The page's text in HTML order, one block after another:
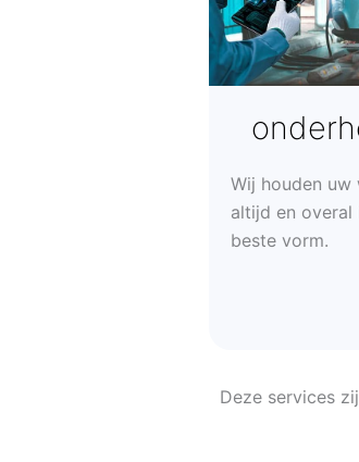
Wij houden uw
altijd en overal
beste vorm.
Deze services